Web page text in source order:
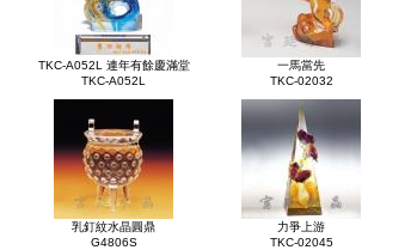
TKC-A052L 連年有餘慶滿堂
TKC-A052L
一馬當先
TKC-02032
乳釘紋水晶圓鼎
G4806S
力爭上游
TKC-02045